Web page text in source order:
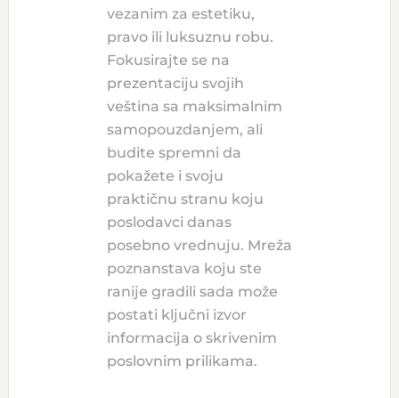
vezanim za estetiku,
pravo ili luksuznu robu.
Fokusirajte se na
prezentaciju svojih
veština sa maksimalnim
samopouzdanjem, ali
budite spremni da
pokažete i svoju
praktičnu stranu koju
poslodavci danas
posebno vrednuju. Mreža
poznanstava koju ste
ranije gradili sada može
postati ključni izvor
informacija o skrivenim
poslovnim prilikama.